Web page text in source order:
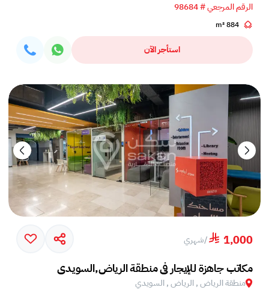
الرقم المرجعي # 98684
884 m²
استأجر الآن
1,000
/شهري
مكاتب جاهزة للإيجار في منطقة الرياض,السويدي
منطقة الرياض , الرياض , السويدي